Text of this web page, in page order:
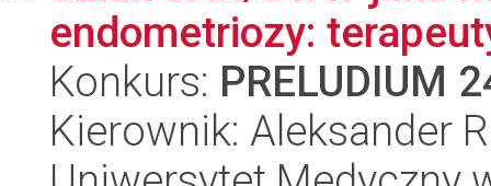
endometriozy:
Konkurs: PRELUDIUM
Kierownik: Aleksander